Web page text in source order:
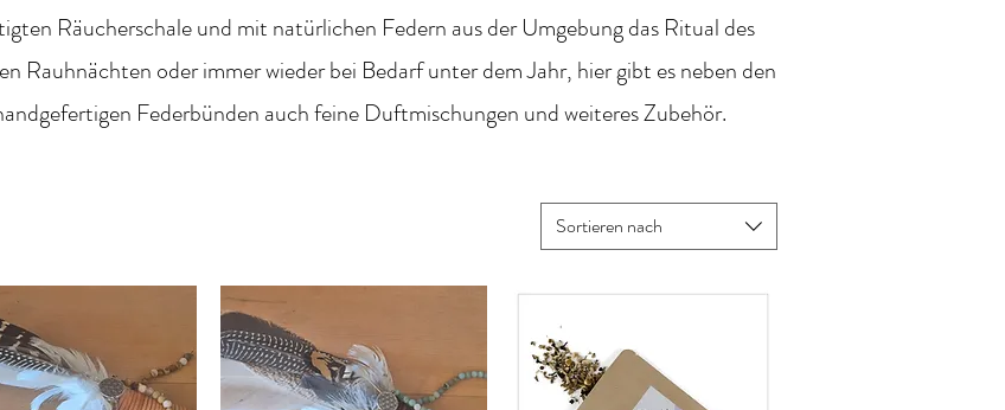
Räucherschale und mit natürlichen Federn aus der Umgebung das Ritual des
Rauhnächten oder immer wieder bei Bedarf unter dem Jahr, hier gibt es neben den
Federbünden auch feine Duftmischungen und weiteres Zubehör.
Sortieren nach